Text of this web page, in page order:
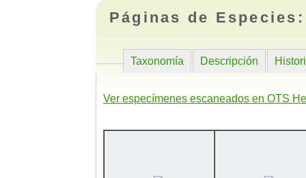
Páginas de
Taxonomía Descripción
Ver especímenes escaneados en OTS